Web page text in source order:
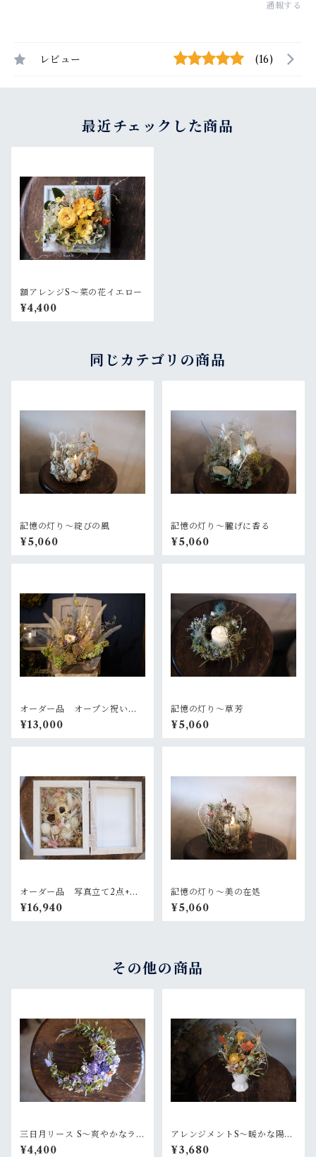
通報する
レビュー (16)
最近チェックした商品
額アレンジS〜菜の花イエロー
¥4,400
同じカテゴリの商品
記憶の灯り〜綻びの風
¥5,060
記憶の灯り〜朧げに香る
¥5,060
オーダー品 オープン祝いの
お花
¥13,000
記憶の灯り〜草芳
¥5,060
オーダー品 写真立て2点+ガ
ラスのバルーンアレンジ2点
¥16,940
記憶の灯り〜美の在処
¥5,060
その他の商品
三日月リース S〜爽やかなラベ
ンダーグリーン
¥4,400
アレンジメントS〜暖かな陽射
し
¥3,680